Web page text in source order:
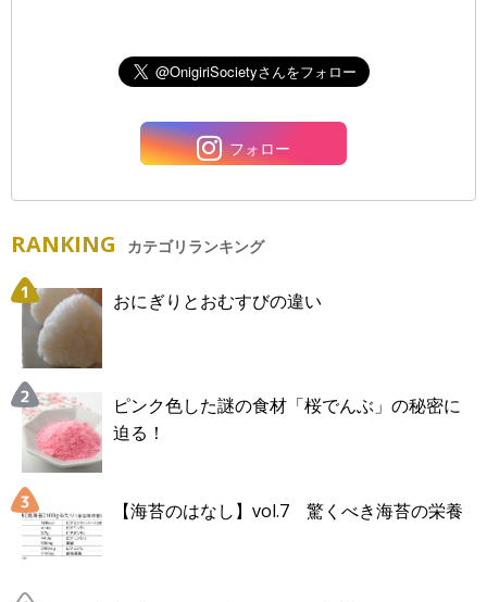
フォロー
RANKING カテゴリランキング
おにぎりとおむすびの違い
ピンク色した謎の食材「桜でんぶ」の秘密に
迫る！
【海苔のはなし】vol.7 驚くべき海苔の栄養